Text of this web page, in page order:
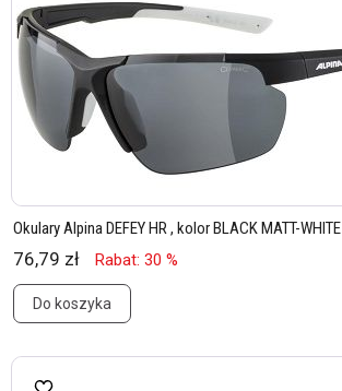
Okulary Alpina DEFEY HR , kolor BLACK MATT-WHITE
76,79 zł Rabat: 30 %
Do koszyka